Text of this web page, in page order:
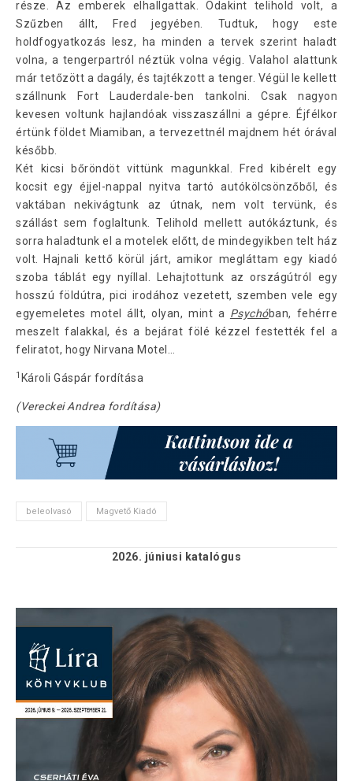
része. Az emberek elhallgattak. Odakint telihold volt, a
Szűzben állt, Fred jegyében. Tudtuk, hogy este
holdfogyatkozás lesz, ha minden a tervek szerint haladt
volna, a tengerpartról néztük volna végig. Valahol alattunk
már tetőzött a dagály, és tajtékzott a tenger. Végül le kellett
szállnunk Fort Lauderdale-ben tankolni. Csak nagyon
kevesen voltunk hajlandóak visszaszállni a gépre. Éjfélkor
értünk földet Miamiban, a tervezettnél majdnem hét órával
később.
Két kicsi bőröndöt vittünk magunkkal. Fred kibérelt egy
kocsit egy éjjel-nappal nyitva tartó autókölcsönzőből, és
vaktában nekivágtunk az útnak, nem volt tervünk, és
szállást sem foglaltunk. Telihold mellett autókáztunk, és
sorra haladtunk el a motelek előtt, de mindegyikben telt ház
volt. Hajnali kettő körül járt, amikor megláttam egy kiadó
szoba táblát egy nyíllal. Lehajtottunk az országútról egy
hosszú földútra, pici irodához vezetett, szemben vele egy
egyemeletes motel állt, olyan, mint a Psychóban, fehérre
meszelt falakkal, és a bejárat fölé kézzel festették fel a
feliratot, hogy Nirvana Motel…
1 Károli Gáspár fordítása
(Vereckei Andrea fordítása)
beleolvasó Magvető Kiadó
2026. júniusi katalógus